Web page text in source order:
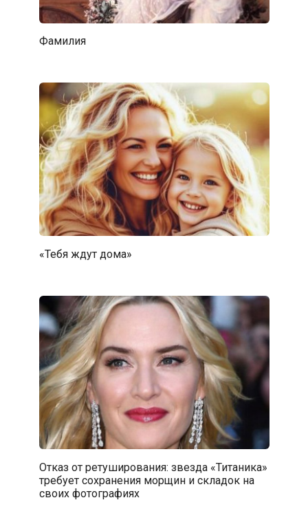
Фамилия
«Тебя ждут дома»
Отказ от ретуширования: звезда «Титаника»
требует сохранения морщин и складок на
своих фотографиях